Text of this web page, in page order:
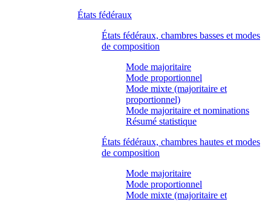
États fédéraux
États fédéraux, chambres basses et modes
de composition
Mode majoritaire
Mode proportionnel
Mode mixte (majoritaire et
proportionnel)
Mode majoritaire et nominations
Résumé statistique
États fédéraux, chambres hautes et modes
de composition
Mode majoritaire
Mode proportionnel
Mode mixte (majoritaire et